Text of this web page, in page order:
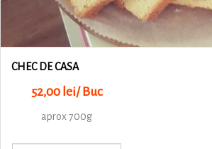
CHEC DE CASA
52,00 lei/ Buc
aprox 700g